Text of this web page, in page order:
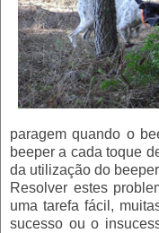
paragem quando o
beeper a cada toque
da utilização do
Resolver estes
uma tarefa fácil,
sucesso ou o